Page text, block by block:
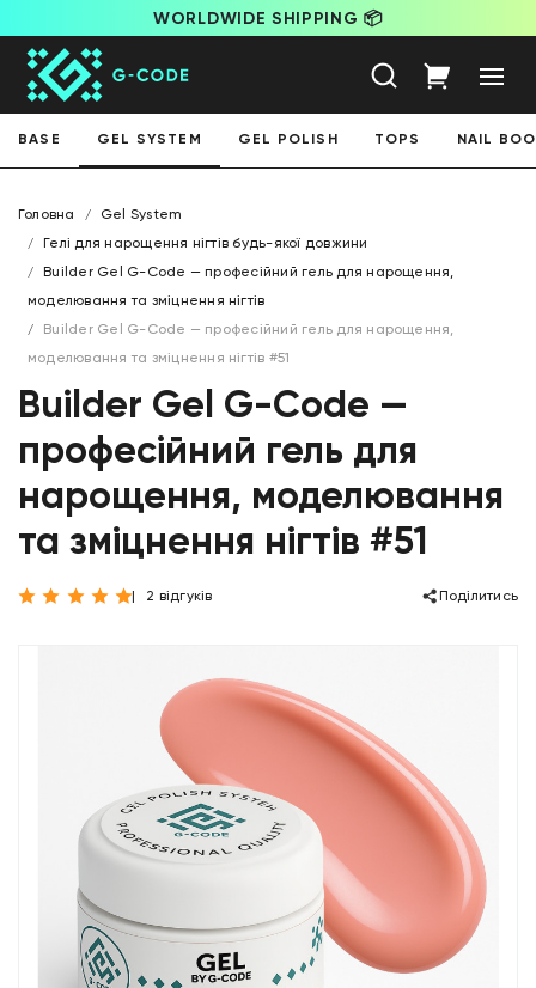
WORLDWIDE SHIPPING 📦
BASE GEL SYSTEM GEL POLISH TOPS NAIL
Головна
Gel System
Гелі для нарощення нігтів будь-якої довжини
Builder Gel G-Code — професійний гель для нарощення,
моделювання та зміцнення нігтів
Builder Gel G-Code — професійний гель для нарощення,
моделювання та зміцнення нігтів #51
Builder Gel G-Code —
професійний гель для
нарощення, моделювання
та зміцнення нігтів #51
2 відгуків Поділитись